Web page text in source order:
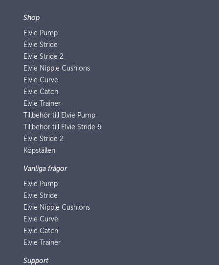
Shop
Elvie Pump
Elvie Stride
Elvie Stride 2
Elvie Nipple Cushions
Elvie Curve
Elvie Catch
Elvie Trainer
Tillbehör till Elvie Pump
Tillbehör till Elvie Stride &
Elvie Stride 2
Köpställen
Vanliga frågor
Elvie Pump
Elvie Stride
Elvie Nipple Cushions
Elvie Curve
Elvie Catch
Elvie Trainer
Support